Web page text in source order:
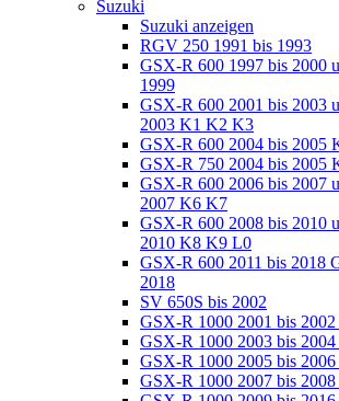
Suzuki
Suzuki anzeigen
RGV 250 1991 bis 1993
GSX-R 600 1997 bis 2000
1999
GSX-R 600 2001 bis 2003
2003 K1 K2 K3
GSX-R 600 2004 bis 2005
GSX-R 750 2004 bis 2005
GSX-R 600 2006 bis 2007
2007 K6 K7
GSX-R 600 2008 bis 2010
2010 K8 K9 L0
GSX-R 600 2011 bis 2018
2018
SV 650S bis 2002
GSX-R 1000 2001 bis
GSX-R 1000 2003 bis
GSX-R 1000 2005 bis
GSX-R 1000 2007 bis